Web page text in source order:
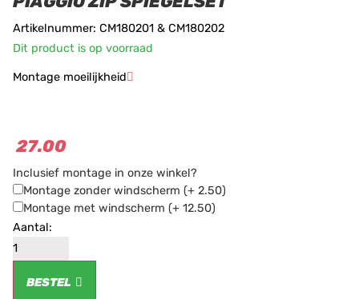
Artikelnummer: CM180201 & CM180202
Dit product is op voorraad
Montage moeilijkheid
★★★
27.00
Inclusief montage in onze winkel?
Montage zonder windscherm (+ 2.50)
Montage met windscherm (+ 12.50)
BESTEL